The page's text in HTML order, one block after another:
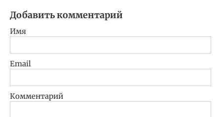
Добавить комментарий
Имя
Email
Комментарий